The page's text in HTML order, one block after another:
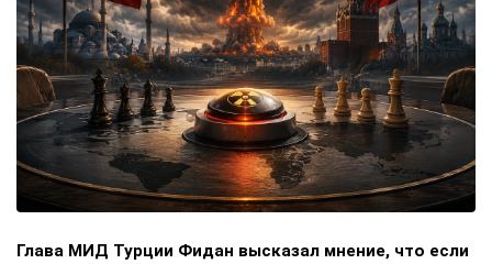
Глава МИД Турции Фидан высказал мнение, что если